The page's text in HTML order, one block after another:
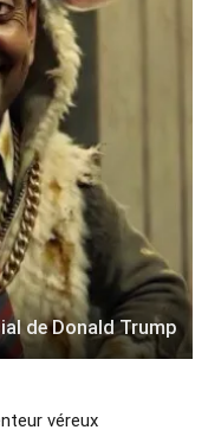
de Donald Trump
véreux